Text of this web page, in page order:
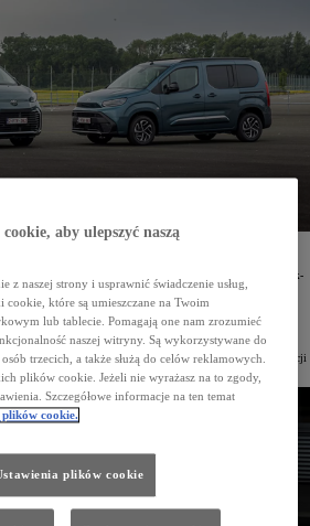
w Polsce zarejestrowano już 7829 pojazdów z linii Toyota
względem ubiegłego roku. Wśród 10 najczęściej wybieranych
modele PROACE CITY i PROACE, z kolei w segmencie pick-
udziału przypada Toyocie Hilux.
wzrost sprzedaży w 2024 roku, osiągając znakomite wyniki.
w Polsce 7829 pojazdów dostawczych i osobowych
rok do roku. W samym tylko sierpniu liczba nowych rejestracji
aby ulepszyć naszą
z naszej strony i usprawnić świadczenie usług,
które są umieszczane na Twoim
lub tablecie. Pomagają one nam zrozumieć
naszej witryny. Są wykorzystywane do
trzecich, a także służą do celów reklamowych.
plików cookie. Jeżeli nie wyrażasz na to zgody,
Szczegółowe informacje na ten temat
cookie.
plików cookie